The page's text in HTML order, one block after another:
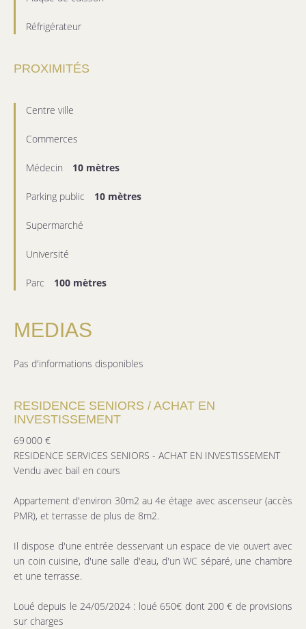
Réfrigérateur
PROXIMITÉS
Centre ville
Commerces
Médecin 10 mètres
Parking public 10 mètres
Supermarché
Université
Parc 100 mètres
MEDIAS
Pas d'informations disponibles
RESIDENCE SENIORS / ACHAT EN
INVESTISSEMENT
69 000 €
RESIDENCE SERVICES SENIORS - ACHAT EN INVESTISSEMENT
Vendu avec bail en cours
Appartement d'environ 30m2 au 4e étage avec ascenseur (accès
PMR), et terrasse de plus de 8m2.
Il dispose d'une entrée desservant un espace de vie ouvert avec
un coin cuisine, d'une salle d'eau, d'un WC séparé, une chambre
et une terrasse.
Loué depuis le 24/05/2024 : loué 650€ dont 200 € de provisions
sur charges